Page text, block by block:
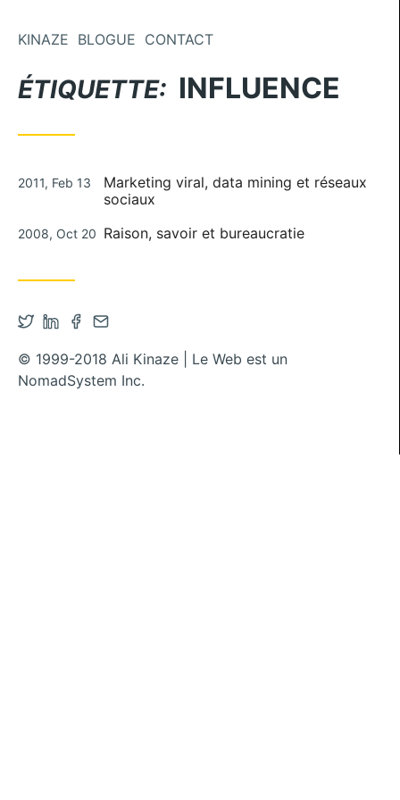
KINAZE BLOGUE CONTACT
ÉTIQUETTE: INFLUENCE
Publié le
2011, Feb 13
Marketing viral, data mining et réseaux
sociaux
Publié le
2008, Oct 20 Raison, savoir et bureaucratie
Ouvrir le compte Twitter dans un nouvel onglet
Ouvrir le compte Linkedin dans un nouvel
Ouvrir le compte Facebook dans un
Contacter par mail
© 1999-2018 Ali Kinaze | Le Web est un
NomadSystem Inc.